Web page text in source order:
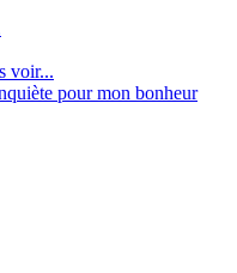
voir...
pour mon bonheur